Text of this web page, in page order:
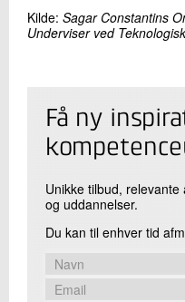
Kilde: Sagar Constantins
Underviser ved
Få ny
Unikke tilbud,
og uddannelser.
Du kan til enhver tid